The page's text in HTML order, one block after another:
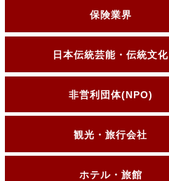
保険業界
日本伝統芸能・伝統文化
非営利団体(NPO)
観光・旅行会社
ホテル・旅館